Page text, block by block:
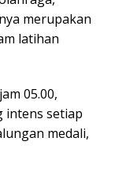
merupakan
latihan
05.00,
intens setiap
medali,